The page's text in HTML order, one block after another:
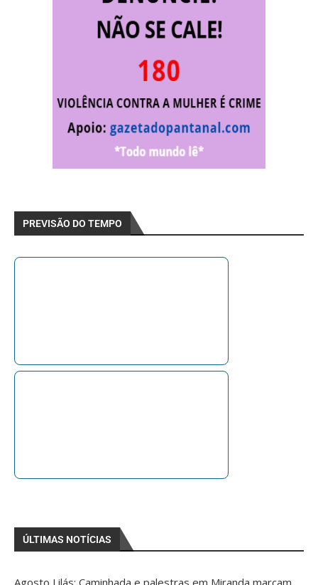
PREVISÃO DO TEMPO
ÚLTIMAS NOTÍCIAS
Agosto Lilás: Caminhada e palestras em Miranda marcam